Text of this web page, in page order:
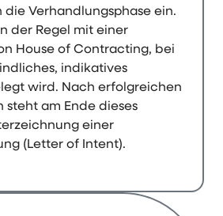
die Verhandlungsphase ein.
der Regel mit einer
House of Contracting, bei
indikatives
wird. Nach erfolgreichen
steht am Ende dieses
einer
(Letter of Intent).